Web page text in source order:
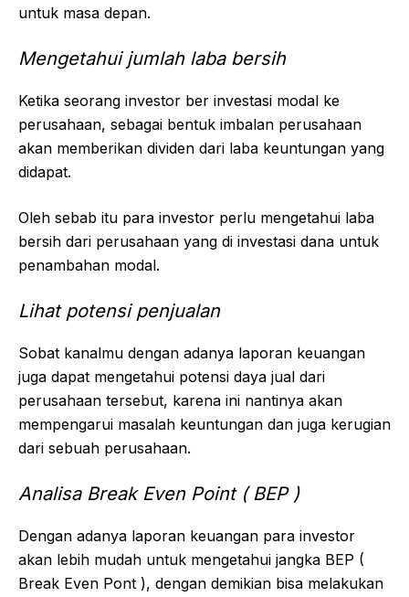
untuk masa depan.
Mengetahui jumlah laba bersih
Ketika seorang investor ber investasi modal ke
perusahaan, sebagai bentuk imbalan perusahaan
akan memberikan dividen dari laba keuntungan yang
didapat.
Oleh sebab itu para investor perlu mengetahui laba
bersih dari perusahaan yang di investasi dana untuk
penambahan modal.
Lihat potensi penjualan
Sobat kanalmu dengan adanya laporan keuangan
juga dapat mengetahui potensi daya jual dari
perusahaan tersebut, karena ini nantinya akan
mempengarui masalah keuntungan dan juga kerugian
dari sebuah perusahaan.
Analisa Break Even Point ( BEP )
Dengan adanya laporan keuangan para investor
akan lebih mudah untuk mengetahui jangka BEP (
Break Even Pont ), dengan demikian bisa melakukan